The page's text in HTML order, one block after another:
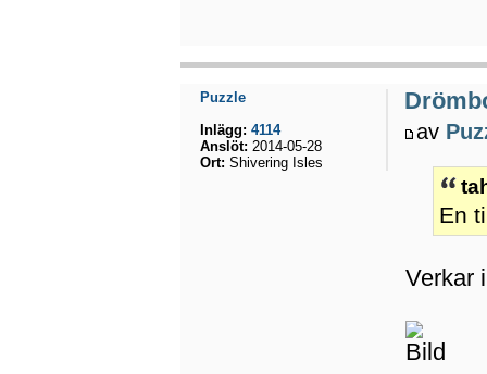
av
En
Verkar
Puzzle
Inlägg: 4114
Anslöt: 2014-05-28
Ort: Shivering Isles